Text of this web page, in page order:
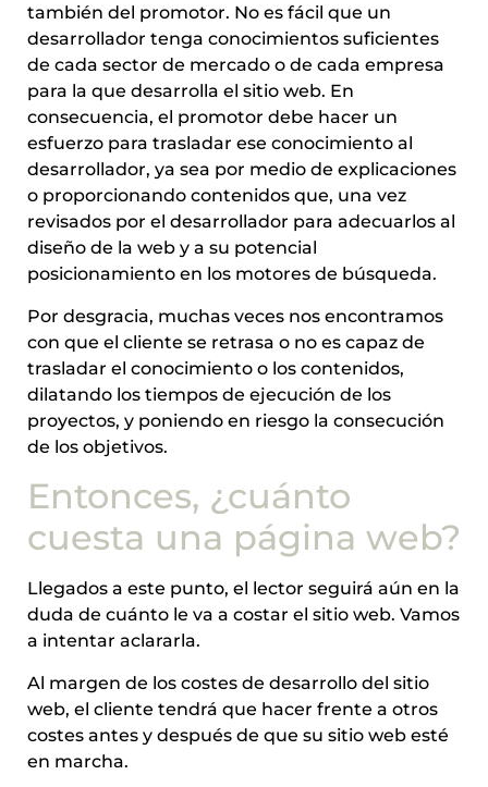
también del promotor. No es fácil que un
desarrollador tenga conocimientos suficientes
de cada sector de mercado o de cada empresa
para la que desarrolla el sitio web. En
consecuencia, el promotor debe hacer un
esfuerzo para trasladar ese conocimiento al
desarrollador, ya sea por medio de explicaciones
o proporcionando contenidos que, una vez
revisados por el desarrollador para adecuarlos al
diseño de la web y a su potencial
posicionamiento en los motores de búsqueda.
Por desgracia, muchas veces nos encontramos
con que el cliente se retrasa o no es capaz de
trasladar el conocimiento o los contenidos,
dilatando los tiempos de ejecución de los
proyectos, y poniendo en riesgo la consecución
de los objetivos.
Entonces, ¿cuánto
cuesta una página web?
Llegados a este punto, el lector seguirá aún en la
duda de cuánto le va a costar el sitio web. Vamos
a intentar aclararla.
Al margen de los costes de desarrollo del sitio
web, el cliente tendrá que hacer frente a otros
costes antes y después de que su sitio web esté
en marcha.